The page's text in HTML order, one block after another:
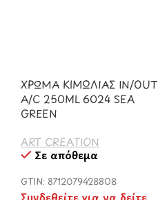
ΧΡΩΜΑ ΚΙΜΩΛΙΑΣ IN/OUT
A/C 250ML 6024 SEA
GREEN
ART CREATION
Σε απόθεμα
GTIN: 8712079428808